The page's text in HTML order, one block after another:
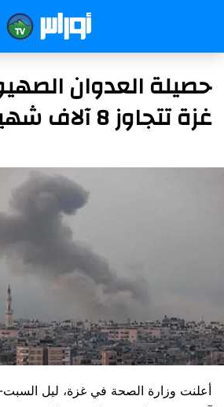
حصيلة العدوان
غزة تتجاوز 8 آلاف شهيد